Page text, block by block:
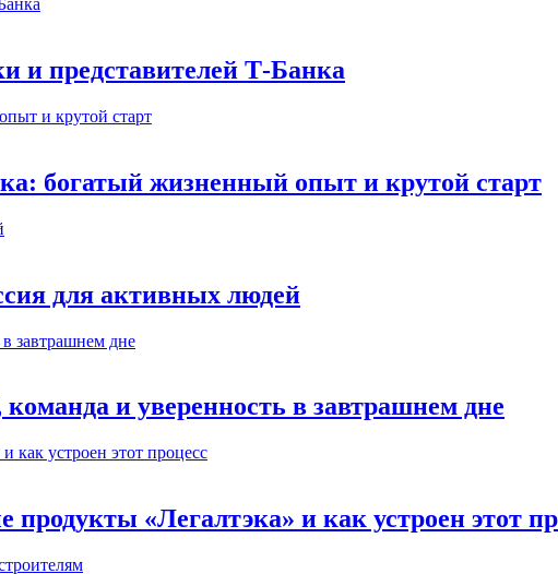
и представителей Т-Банка
богатый жизненный опыт и крутой старт
для активных людей
и уверенность в завтрашнем дне
«Легалтэка» и как устроен этот